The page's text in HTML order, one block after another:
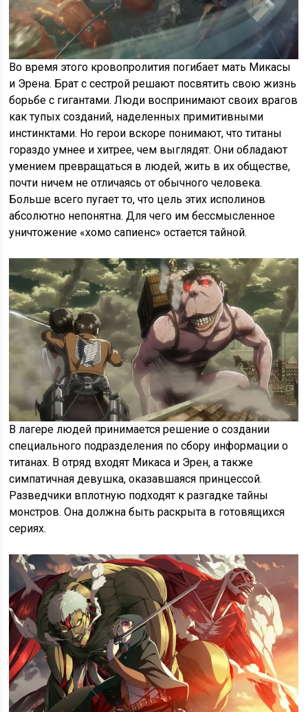
Во время этого кровопролития погибает мать Микасы
и Эрена. Брат с сестрой решают посвятить свою жизнь
борьбе с гигантами. Люди воспринимают своих врагов
как тупых созданий, наделенных примитивными
инстинктами. Но герои вскоре понимают, что титаны
гораздо умнее и хитрее, чем выглядят. Они обладают
умением превращаться в людей, жить в их обществе,
почти ничем не отличаясь от обычного человека.
Больше всего пугает то, что цель этих исполинов
абсолютно непонятна. Для чего им бессмысленное
уничтожение «хомо сапиенс» остается тайной.
В лагере людей принимается решение о создании
специального подразделения по сбору информации о
титанах. В отряд входят Микаса и Эрен, а также
симпатичная девушка, оказавшаяся принцессой.
Разведчики вплотную подходят к разгадке тайны
монстров. Она должна быть раскрыта в готовящихся
сериях.